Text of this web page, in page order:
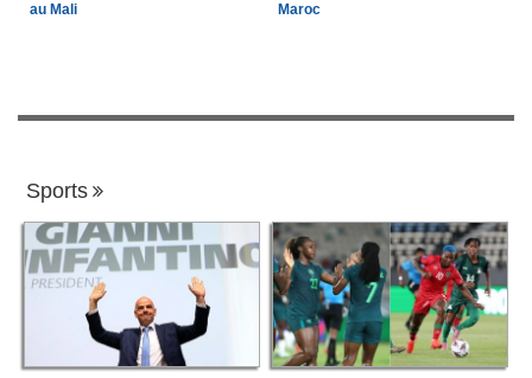
au Mali
Maroc
Sports